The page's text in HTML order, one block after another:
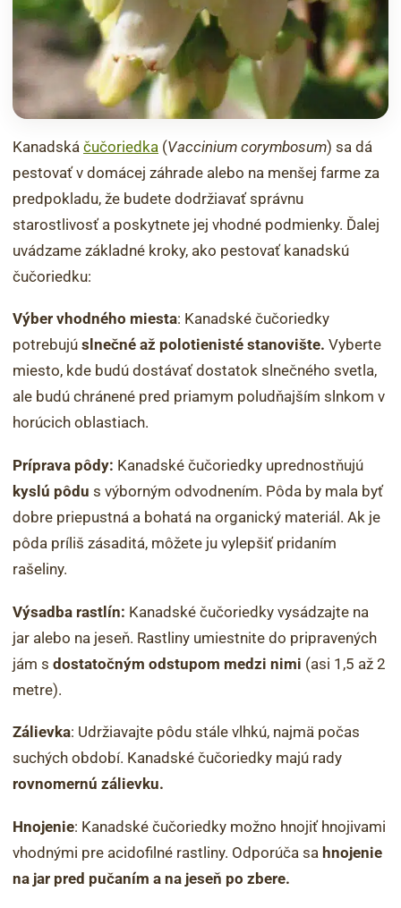
Kanadská čučoriedka (Vaccinium corymbosum) sa dá
pestovať v domácej záhrade alebo na menšej farme za
predpokladu, že budete dodržiavať správnu
starostlivosť a poskytnete jej vhodné podmienky. Ďalej
uvádzame základné kroky, ako pestovať kanadskú
čučoriedku:
Výber vhodného miesta: Kanadské čučoriedky
potrebujú slnečné až polotienisté stanovište. Vyberte
miesto, kde budú dostávať dostatok slnečného svetla,
ale budú chránené pred priamym poludňajším slnkom v
horúcich oblastiach.
Príprava pôdy: Kanadské čučoriedky uprednostňujú
kyslú pôdu s výborným odvodnením. Pôda by mala byť
dobre priepustná a bohatá na organický materiál. Ak je
pôda príliš zásaditá, môžete ju vylepšiť pridaním
rašeliny.
Výsadba rastlín: Kanadské čučoriedky vysádzajte na
jar alebo na jeseň. Rastliny umiestnite do pripravených
jám s dostatočným odstupom medzi nimi (asi 1,5 až 2
metre).
Zálievka: Udržiavajte pôdu stále vlhkú, najmä počas
suchých období. Kanadské čučoriedky majú rady
rovnomernú zálievku.
Hnojenie: Kanadské čučoriedky možno hnojiť hnojivami
vhodnými pre acidofilné rastliny. Odporúča sa hnojenie
na jar pred pučaním a na jeseň po zbere.